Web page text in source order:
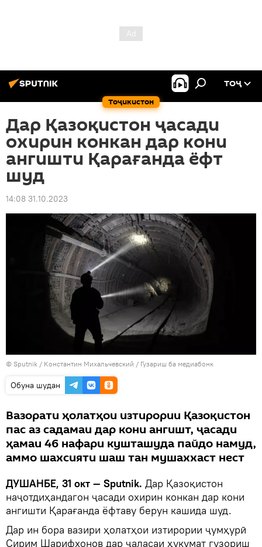
Тоҷикистон
ТОҶ
Дар Қазоқистон ҷасади
охирин конкан дар кони
ангишти Қарағанда ёфт
шуд
14:08 31.10.2023
© Sputnik / Константин Михальчевский / Гузариш ба медиабонк
Обуна шудан
Вазорати ҳолатҳои изтирории Қазоқистон
пас аз садамаи дар кони ангишт, ҷасади
ҳамаи 46 нафари кушташуда пайдо намуд,
аммо шахсияти шаш тан мушаххаст нест
ДУШАНБЕ, 31 окт — Sputnik. Дар Қазоқистон
наҷотдиҳандагон ҷасади охирин конкан дар кони
ангишти Қарағанда ёфтаву берун кашида шуд.
Дар ин бора вазири ҳолатҳои изтирории ҷумҳурӣ
Сирим Шарифхонов дар ҷаласаи ҳукумат гузориш